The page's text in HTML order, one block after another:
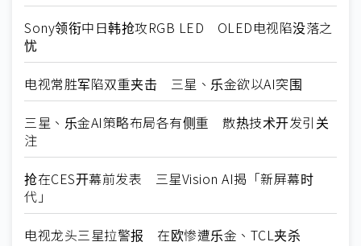
Sony领衔中日韩抢攻RGB LED OLED电视陷没落之
忧
电视常胜军陷双重夹击 三星、乐金欲以AI突围
三星、乐金AI策略布局各有侧重 散热技术开发引关
注
抢在CES开幕前发表 三星Vision AI揭「新屏幕时
代」
电视龙头三星拉警报 在欧惨遭乐金、TCL夹杀